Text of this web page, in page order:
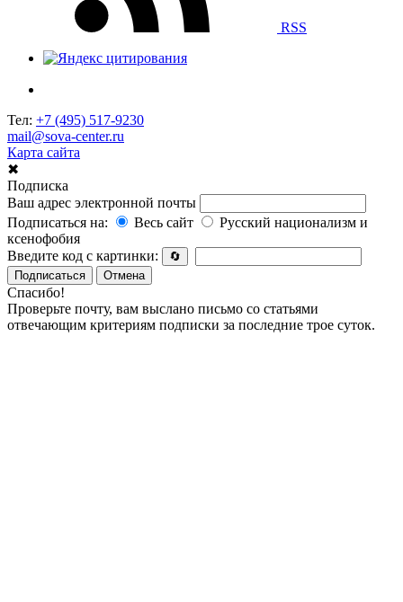
RSS
Тел: +7 (495) 517-9230
mail@sova-center.ru
Карта сайта
✖
Подписка
Ваш адрес электронной почты
Подписаться на:
Весь сайт
Русский национализм и
ксенофобия
Введите код с картинки:
🔄
Подписаться
Отмена
Спасибо!
Проверьте почту, вам выслано письмо со статьями
отвечающим критериям подписки за последние трое суток.